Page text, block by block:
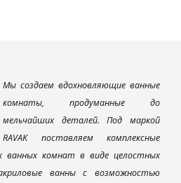
Мы создаем вдохновляющие ванные
комнаты, продуманные до
мельчайших деталей. Под маркой
RAVAK поставляем комплексные
ванных комнат в виде целостных
ванны с возможностью